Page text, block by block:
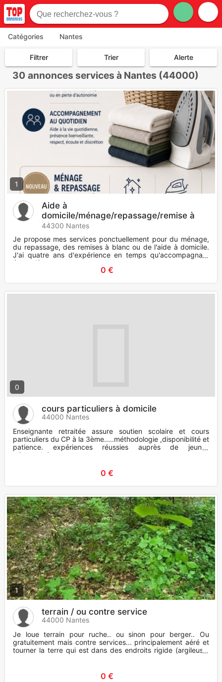
Catégories Nantes
Filtrer Trier Alerte
30 annonces services à Nantes (44000)
1
Aide à
domicile/ménage/repassage/remise à
blanc
44300 Nantes
Je propose mes services ponctuellement pour du ménage,
du repassage, des remises à blanc ou de l'aide à domicile.
J'ai quatre ans d'expérience en temps qu'accompagnant
éducatif et
0 €
0
cours particuliers à domicile
44000 Nantes
Enseignante retraitée assure soutien scolaire et cours
particuliers du CP à la 3ème.....méthodologie ,disponibilité et
patience. expériences réussies auprès de jeunes
déscolarisés
0 €
1
terrain / ou contre service
44000 Nantes
Je loue terrain pour ruche.. ou sinon pour berger.. Ou
gratuitement mais contre services... principalement aéré et
tourner la terre qui est dans des endroits rigide (argileuse,
0 €